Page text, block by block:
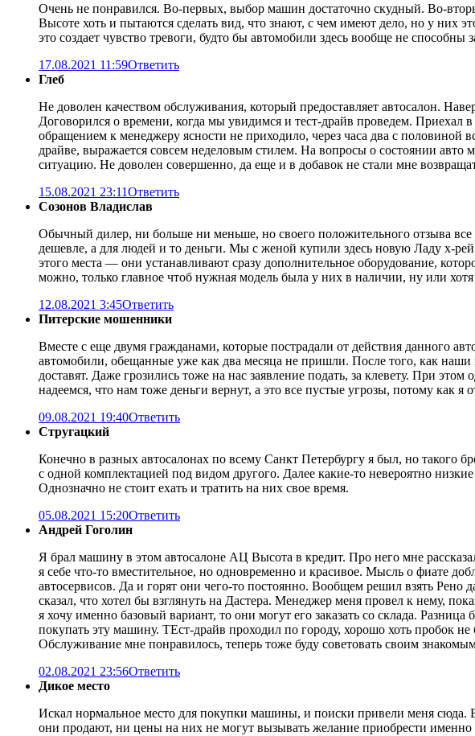
Очень не понравился. Во-первых, выбор машин достаточно скудный. Во-
Высоте хоть и пытаются сделать вид, что знают, с чем имеют дело, но у них
это создает чувство тревоги, будто бы автомобили здесь вообще не
17.08.2021 11:59Ответить
Глеб
Не доволен качеством обслуживания, который предоставляет автосалон.
Договорился о времени, когда мы увидимся и тест-драйв проведем. Приехал
обращением к менеджеру ясности не приходило, через часа два с половиной
драйве, выражается совсем неделовым стилем. На вопросы о состоянии авто
ситуацию. Не доволен совершенно, да еще и в добавок не стали мне
15.08.2021 23:11Ответить
Созонов Владислав
Обычный дилер, ни больше ни меньше, но своего положительного отзыва
дешевле, а для людей и то деньги. Мы с женой купили здесь новую Ладу х-
этого места — они устанавливают сразу дополнительное оборудование,
можно, только главное чтоб нужная модель была у них в наличии, ну или
12.08.2021 3:45Ответить
Питерские мошенники
Вместе с еще двумя гражданами, которые пострадали от действия данного
автомобили, обещанные уже как два месяца не пришли. После того, как наши
доставят. Даже грозились тоже на нас заявление подать, за клевету. При
надеемся, что нам тоже деньги вернут, а это все пустые угрозы, потому как
09.08.2021 19:40Ответить
Стругацкий
Конечно в разных автосалонах по всему Санкт Петербургу я был, но такого
с одной комплектацией под видом другого. Далее какие-то невероятно
Однозначно не стоит ехать и тратить на них свое время.
05.08.2021 15:20Ответить
Андрей Гоголин
Я брал машину в этом автосалоне АЦ Высота в кредит. Про него мне
я себе что-то вместительное, но одновременно и красивое. Мысль о фиате
автосервисов. Да и горят они чего-то постоянно. Вообщем решил взять Рено
сказал, что хотел бы взглянуть на Дастера. Менеджер меня провел к нему,
я хочу именно базовый вариант, то они могут его заказать со склада.
покупать эту машину. ТЕст-драйв проходил по городу, хорошо хоть пробок
Обслуживание мне понравилось, теперь тоже буду советовать своим
02.08.2021 23:56Ответить
Дикое место
Искал нормальное место для покупки машины, и поиски привели меня сюда.
они продают, ни цены на них не могут вызывать желание приобрести